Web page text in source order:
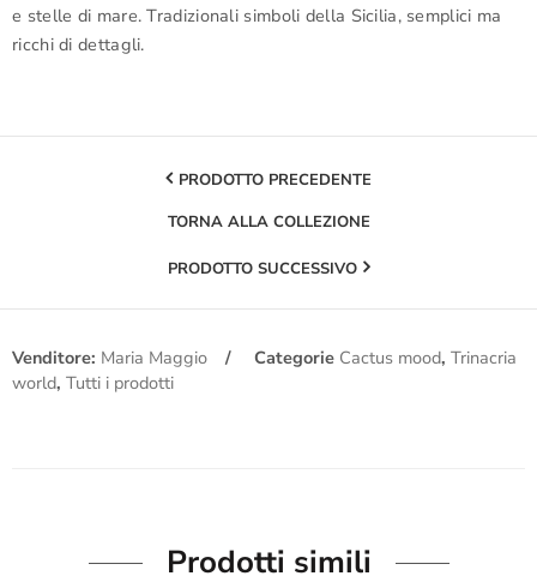
e stelle di mare. Tradizionali simboli della Sicilia, semplici ma
ricchi di dettagli.
PRODOTTO PRECEDENTE
TORNA ALLA COLLEZIONE
PRODOTTO SUCCESSIVO
Venditore: Maria Maggio Categorie Cactus mood, Trinacria
world, Tutti i prodotti
Prodotti simili